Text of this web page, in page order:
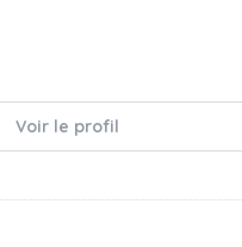
Voir le profil